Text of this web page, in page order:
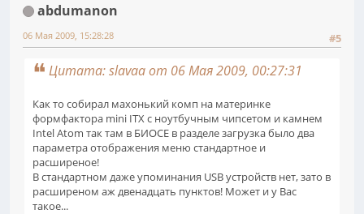
abdumanon
#5
06 Мая 2009, 15:28:28
Цитата: slavaa от 06 Мая 2009, 00:27:31
Как то собирал махонький комп на материнке
формфактора mini ITX с ноутбучным чипсетом и камнем
Intel Atom так там в БИОСЕ в разделе загрузка было два
параметра отображения меню стандартное и
расширеное!
В стандартном даже упоминания USB устройств нет, зато в
расширеном аж двенадцать пунктов! Может и у Вас
такое...